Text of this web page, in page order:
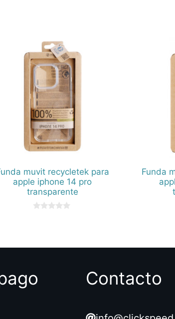
muvit recycletek para
apple iphone 14 pro
transparente
Funda
Contacto